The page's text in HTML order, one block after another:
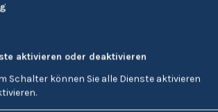
aktivieren oder deaktivieren
Schalter können Sie alle Dienste aktivieren